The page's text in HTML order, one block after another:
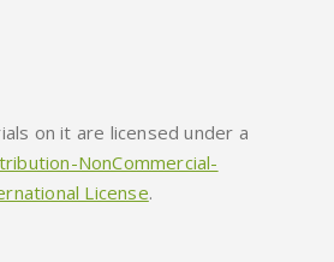
on it are licensed under a
NonCommercial-
License.